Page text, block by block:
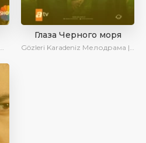
Глаза Черного моря
Gözleri Karadeniz Мелодрама | Драма | Новинки | Сериалы 2025